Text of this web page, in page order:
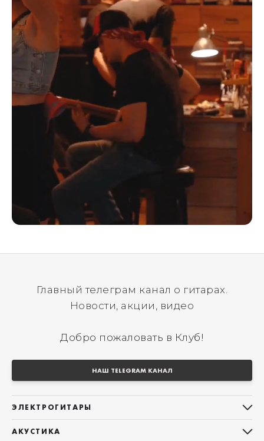
Главный телеграм канал о гитарах.
Новости, акции, видео
Добро пожаловать в Клуб!
НАШ TELEGRAM КАНАЛ
ЭЛЕКТРОГИТАРЫ
АКУСТИКА